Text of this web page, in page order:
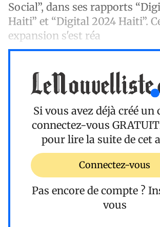
Social”, dans ses rapports
Haiti” et “Digital 2024 Haiti”.
expansion s'est réa
Si vous avez déjà créé un
connectez-vous
pour lire la suite de cet
Connectez-vous
Pas encore de compte ?
vous